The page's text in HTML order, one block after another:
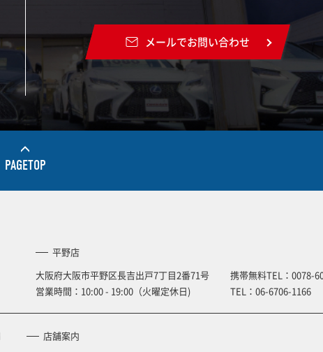
メールでお問い合わせ
PAGETOP
平野店
大阪府大阪市平野区長吉出戸7丁目2番71号
営業時間：10:00 - 19:00（火曜定休日)
携帯無料TEL： 0078-
TEL： 06-6706-1166
店舗案内